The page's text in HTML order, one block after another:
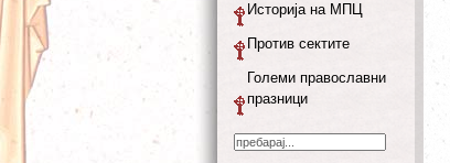
Историја на МПЦ
Против сектите
Големи православни
празници